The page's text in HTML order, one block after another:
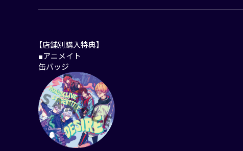
【店舗別購入特典】
■アニメイト
缶バッジ